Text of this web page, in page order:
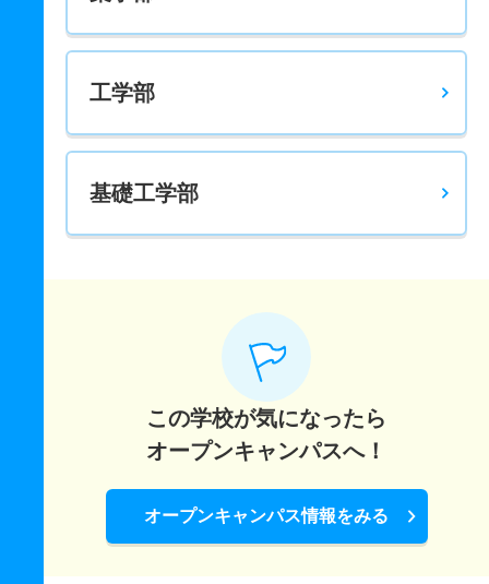
工学部
基礎工学部
この学校が気になったら
オープンキャンパスへ！
オープンキャンパス情報をみる